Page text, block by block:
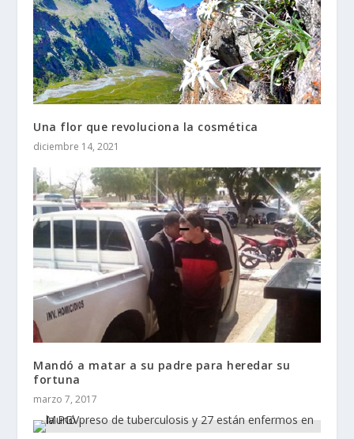
Una flor que revoluciona la cosmética
diciembre 14, 2021
Mandó a matar a su padre para heredar su
fortuna
marzo 7, 2017